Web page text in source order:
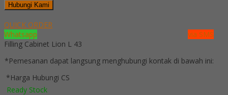
Hubungi Kami
QUICK ORDER
Whatsapp
via SMS
Filling Cabinet Lion L 43
*Pemesanan dapat langsung menghubungi kontak di bawah ini:
*Harga Hubungi CS
Ready Stock